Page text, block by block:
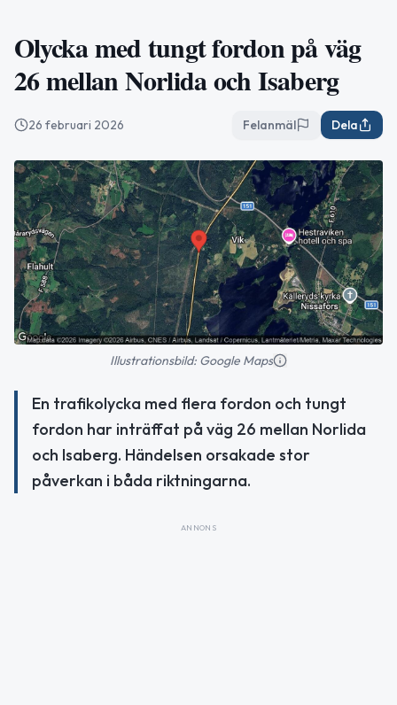
Olycka med tungt fordon på väg
26 mellan Norlida och Isaberg
26 februari 2026 Felanmäl Dela
Illustrationsbild: Google Maps
En trafikolycka med flera fordon och tungt
fordon har inträffat på väg 26 mellan Norlida
och Isaberg. Händelsen orsakade stor
påverkan i båda riktningarna.
ANNONS